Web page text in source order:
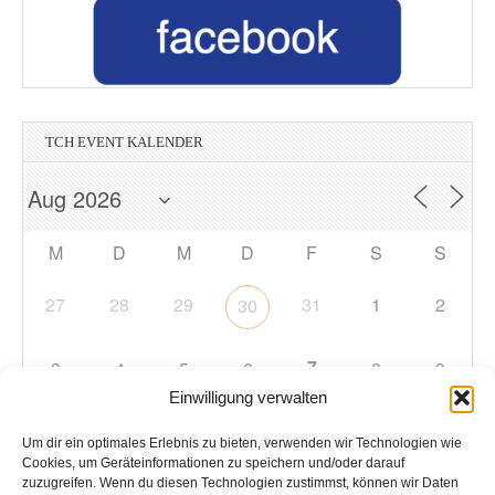
Einwilligung verwalten
Um dir ein optimales Erlebnis zu bieten, verwenden wir Technologien wie
Cookies, um Geräteinformationen zu speichern und/oder darauf
zuzugreifen. Wenn du diesen Technologien zustimmst, können wir Daten
TCH EVENT KALENDER
M D M D F S S
27 28 29 30 31 1 2
3 4 5 6 7 8 9
10 11 12 13 14 15